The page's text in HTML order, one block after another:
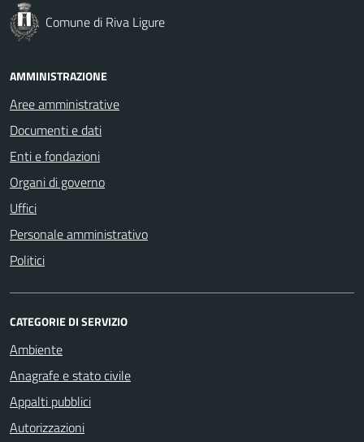
Comune di Riva Ligure
AMMINISTRAZIONE
Aree amministrative
Documenti e dati
Enti e fondazioni
Organi di governo
Uffici
Personale amministrativo
Politici
CATEGORIE DI SERVIZIO
Ambiente
Anagrafe e stato civile
Appalti pubblici
Autorizzazioni